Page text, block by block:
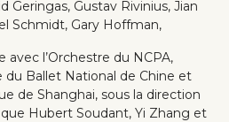
Geringas, Gustav Rivinius, Jian
Schmidt, Gary Hoffman,
avec l’Orchestre du NCPA,
du Ballet National de Chine et
de Shanghai, sous la direction
Hubert Soudant, Yi Zhang et